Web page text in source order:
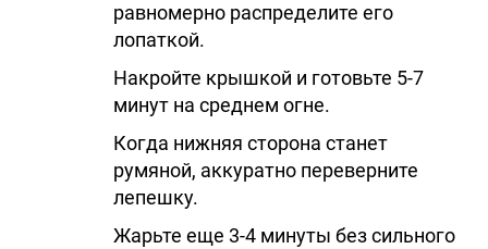
равномерно распределите его
лопаткой.
Накройте крышкой и готовьте 5-7
минут на среднем огне.
Когда нижняя сторона станет
румяной, аккуратно переверните
лепешку.
Жарьте еще 3-4 минуты без сильного